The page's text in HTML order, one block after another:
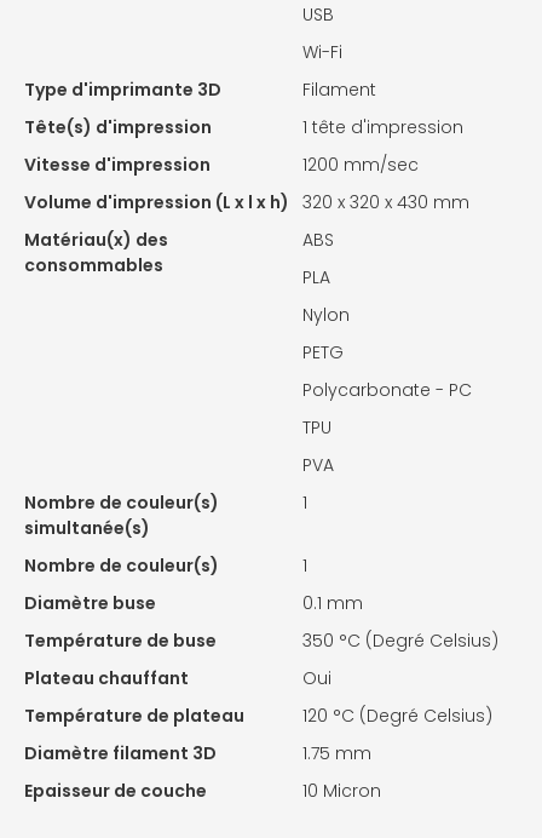
USB
Wi-Fi
Type d'imprimante 3D
Filament
Tête(s) d'impression
1 tête d'impression
Vitesse d'impression
1200 mm/sec
Volume d'impression (L x l x h)
320 x 320 x 430 mm
Matériau(x) des
consommables
ABS
PLA
Nylon
PETG
Polycarbonate - PC
TPU
PVA
Nombre de couleur(s)
simultanée(s)
1
Nombre de couleur(s)
1
Diamètre buse
0.1 mm
Température de buse
350 °C (Degré Celsius)
Plateau chauffant
Oui
Température de plateau
120 °C (Degré Celsius)
Diamètre filament 3D
1.75 mm
Epaisseur de couche
10 Micron